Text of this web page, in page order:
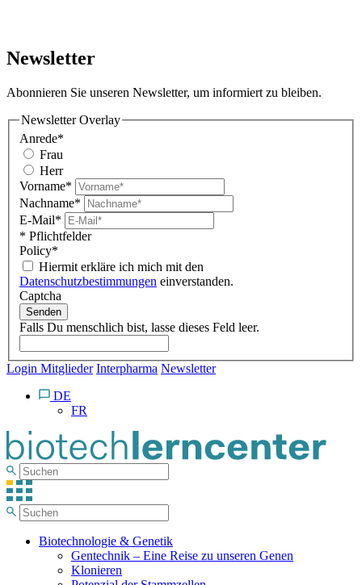
Newsletter
Abonnieren Sie unseren Newsletter, um informiert zu bleiben.
Newsletter Overlay
Anrede*
Frau
Herr
Vorname*
Nachname*
E-Mail*
* Pflichtfelder
Policy*
Hiermit erkläre ich mich mit den
Datenschutzbestimmungen einverstanden.
Captcha
Senden
Falls Du menschlich bist, lasse dieses Feld leer.
Login Mitglieder Interpharma Newsletter
DE
FR
Biotechnologie & Genetik
Gentechnik – Eine Reise zu unseren Genen
Klonieren